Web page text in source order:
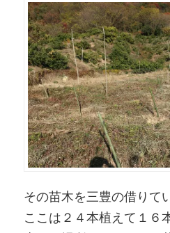
その苗木を三豊の借りて
ここは２４本植えて１６